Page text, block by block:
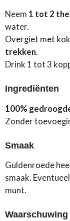
Neem 1 tot 2
water.
Overgiet met
trekken.
Drink 1 tot 3
Ingrediënten
100%
Zonder
Smaak
Guldenroede
smaak.
munt.
Waarschuwing